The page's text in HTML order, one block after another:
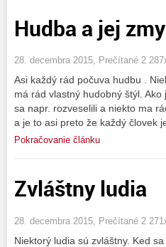
Hudba a jej
28. decembra 2015, Prečítané 2
Asi každý rád počuva hudbu .
má rád vlastný hudobný štýl.
sa napr. rozveselili a niekto ma
a je to asi preto že každý človek
Pokračovanie článku
Zvláštny ludia
28. decembra 2015, Prečítané 2
Niektorý ludia sú zvláštny. Ked